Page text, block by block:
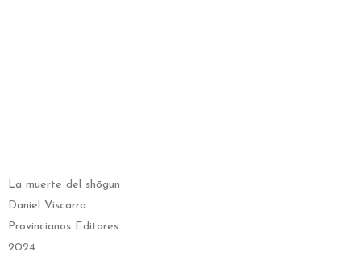
La muerte del shōgun
Daniel Viscarra
Provincianos Editores
2024